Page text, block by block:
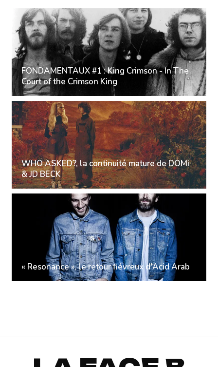
FONDAMENTAUX #1 : King Crimson - In The
Court of the Crimson King
WHO ASKED?, la continuité mature de DOMi
& JD BECK
« Resonance », le retour fiévreux d'Acid Arab